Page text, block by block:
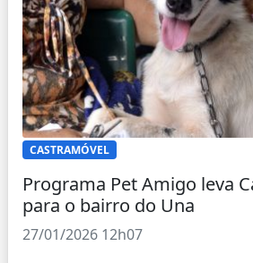
CASTRAMÓVEL
Programa Pet Amigo leva
para o bairro do Una
27/01/2026 12h07